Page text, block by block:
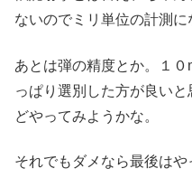
ないのでミリ単位の計測に
あとは弾の精度とか。１
っぱり選別した方が良い
どやってみようかな。
それでもダメなら最後は